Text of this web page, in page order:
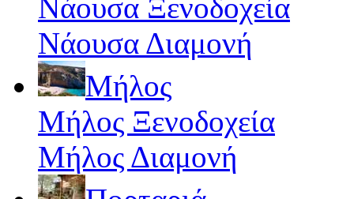
Νάουσα Ξενοδοχεία
Νάουσα Διαμονή
Μήλος
Μήλος Ξενοδοχεία
Μήλος Διαμονή